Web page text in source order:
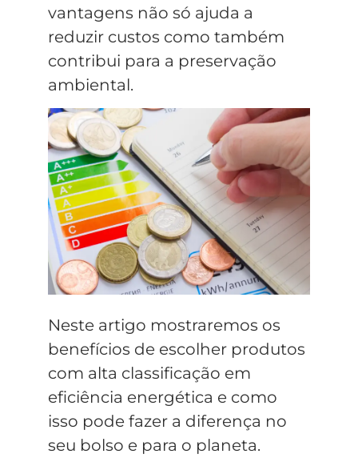
vantagens não só ajuda a
reduzir custos como também
contribui para a preservação
ambiental.
Neste artigo mostraremos os
benefícios de escolher produtos
com alta classificação em
eficiência energética e como
isso pode fazer a diferença no
seu bolso e para o planeta.